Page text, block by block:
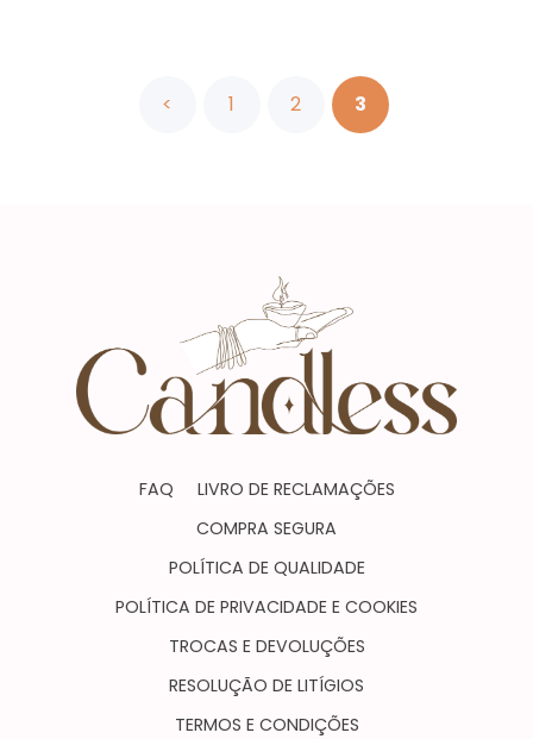
< 1 2 3
FAQ
LIVRO DE RECLAMAÇÕES
COMPRA SEGURA
POLÍTICA DE QUALIDADE
POLÍTICA DE PRIVACIDADE E COOKIES
TROCAS E DEVOLUÇÕES
RESOLUÇÃO DE LITÍGIOS
TERMOS E CONDIÇÕES